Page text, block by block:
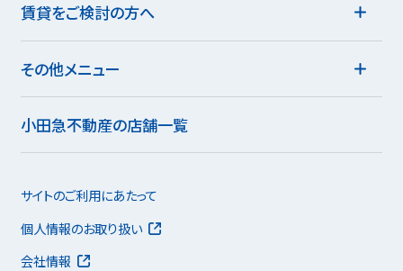
賃貸をご検討の方へ
その他メニュー
小田急不動産の店舗一覧
サイトのご利用にあたって
個人情報のお取り扱い
会社情報